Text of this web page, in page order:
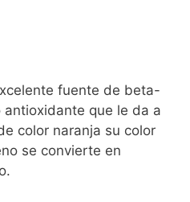
fuente de beta-
que le da a
color naranja su color
se convierte en